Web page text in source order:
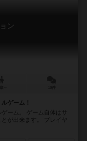
ン
ゲーム！
ーム。 ゲーム自体はサ
が出来ます。 プレイヤ